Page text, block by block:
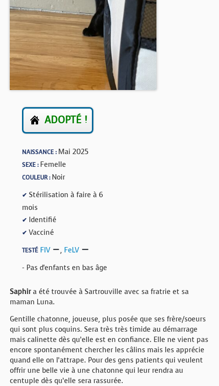
BOUTIQUE
FORUM
ADOPTÉ !
NAISSANCE : Mai 2025
SEXE : Femelle
COULEUR : Noir
✔ Stérilisation à faire à 6
mois
✔ Identifié
✔ Vacciné
TESTÉ FIV , FeLV
- Pas d'enfants en bas âge
Saphira été trouvée à Sartrouville avec sa fratrie et sa
maman Luna.
Gentille chatonne, joueuse, plus posée que ses frère/soeurs
qui sont plus coquins. Sera très très timide au démarrage
mais calinette dès qu’elle est en confiance. Elle ne vient pas
encore spontanément chercher les câlins mais les apprécie
quand elle on l’attrape. Pour des gens patients qui veulent
offrir une belle vie à une chatonne qui leur rendra au
centuple dès qu’elle sera rassurée.